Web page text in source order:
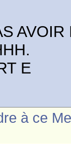
AVOIR
E
à ce